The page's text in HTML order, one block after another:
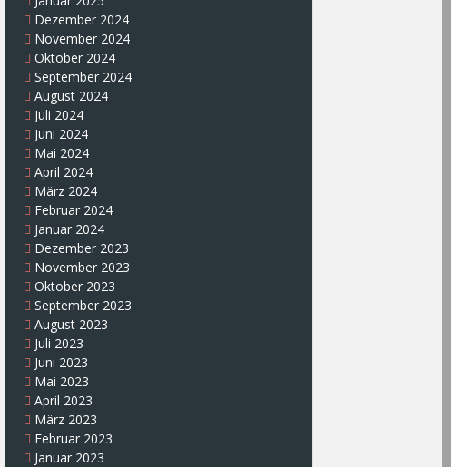
Dezember 2024
November 2024
Oktober 2024
September 2024
August 2024
Juli 2024
Juni 2024
Mai 2024
April 2024
März 2024
Februar 2024
Januar 2024
Dezember 2023
November 2023
Oktober 2023
September 2023
August 2023
Juli 2023
Juni 2023
Mai 2023
April 2023
März 2023
Februar 2023
Januar 2023